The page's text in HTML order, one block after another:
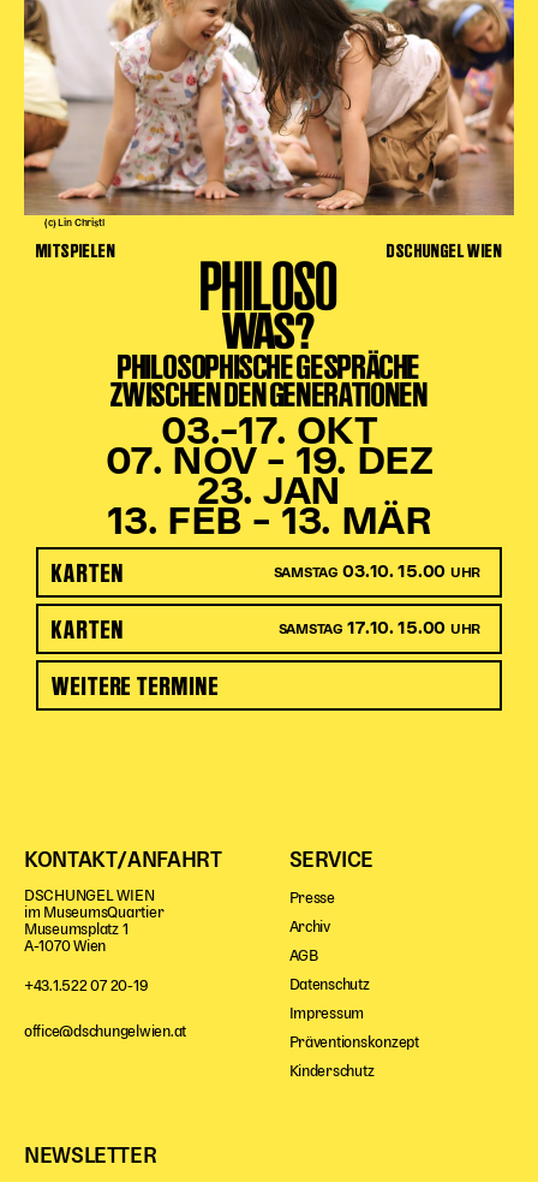
(c) Lin Christl
MITSPIELEN DSCHUNGEL WIEN
PHILOSO
WAS?
PHILOSOPHISCHE GESPRÄCHE
ZWISCHEN DEN GENERATIONEN
03.–17. OKT
07. NOV – 19. DEZ
23. JAN
13. FEB – 13. MÄR
KARTEN SAMSTAG 03.10. 15.00 UHR
KARTEN SAMSTAG 17.10. 15.00 UHR
WEITERE TERMINE
KONTAKT/ANFAHRT
DSCHUNGEL WIEN
im MuseumsQuartier
Museumsplatz 1
A-1070 Wien
+43.1.522 07 20-19
office@dschungelwien.at
SERVICE
Presse
Archiv
AGB
Datenschutz
Impressum
Präventionskonzept
Kinderschutz
NEWSLETTER